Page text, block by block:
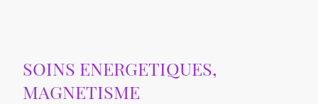
SOINS ENERGETIQUES,
MAGNETISME